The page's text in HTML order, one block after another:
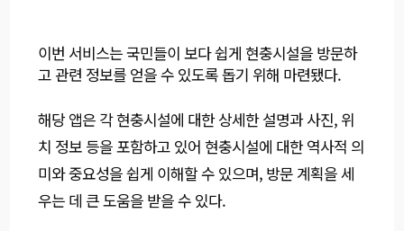
이번 서비스는 국민들이 보다 쉽게 현충시설을 방문하
고 관련 정보를 얻을 수 있도록 돕기 위해 마련됐다.
해당 앱은 각 현충시설에 대한 상세한 설명과 사진, 위
치 정보 등을 포함하고 있어 현충시설에 대한 역사적 의
미와 중요성을 쉽게 이해할 수 있으며, 방문 계획을 세
우는 데 큰 도움을 받을 수 있다.